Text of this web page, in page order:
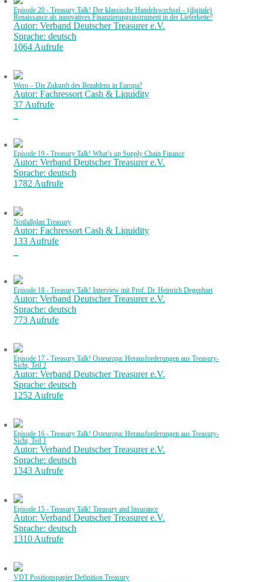
Episode 20 - Treasury Talk! Der klassische Handelswechsel – (digitale)
Renaissance als innovatives Finanzierungsinstrument in der Lieferkette?
Autor: Verband Deutscher Treasurer e.V.
Sprache: deutsch
1064 Aufrufe
Wero – Die Zukunft des Bezahlens in Europa?
Autor: Fachressort Cash & Liquidity
37 Aufrufe
Episode 19 - Treasury Talk! What’s up Supply Chain Finance
Autor: Verband Deutscher Treasurer e.V.
Sprache: deutsch
1782 Aufrufe
Notfallplan Treasury
Autor: Fachressort Cash & Liquidity
133 Aufrufe
Episode 18 - Treasury Talk! Interview mit Prof. Dr. Heinrich Degenhart
Autor: Verband Deutscher Treasurer e.V.
Sprache: deutsch
773 Aufrufe
Episode 17 - Treasury Talk! Osteuropa: Herausforderungen aus Treasury-
Sicht, Teil 2
Autor: Verband Deutscher Treasurer e.V.
Sprache: deutsch
1252 Aufrufe
Episode 16 - Treasury Talk! Osteuropa: Herausforderungen aus Treasury-
Sicht, Teil 1
Autor: Verband Deutscher Treasurer e.V.
Sprache: deutsch
1343 Aufrufe
Episode 15 - Treasury Talk! Treasury and Insurance
Autor: Verband Deutscher Treasurer e.V.
Sprache: deutsch
1310 Aufrufe
VDT Positionspapier Definition Treasury